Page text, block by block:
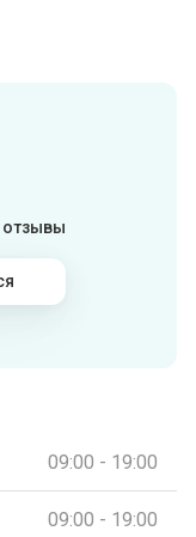
отзывы
09:00 - 19:00
09:00 - 19:00